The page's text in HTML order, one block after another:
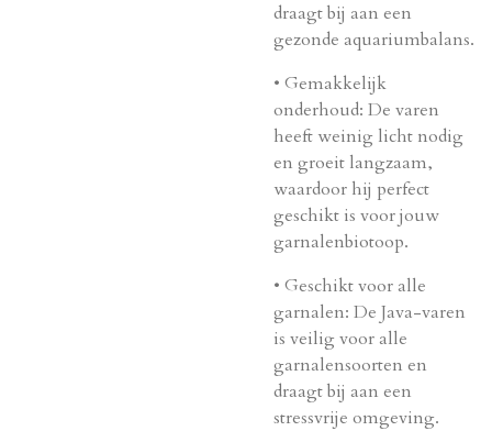
draagt bij aan een
gezonde aquariumbalans.
• Gemakkelijk
onderhoud: De varen
heeft weinig licht nodig
en groeit langzaam,
waardoor hij perfect
geschikt is voor jouw
garnalenbiotoop.
• Geschikt voor alle
garnalen: De Java-varen
is veilig voor alle
garnalensoorten en
draagt bij aan een
stressvrije omgeving.